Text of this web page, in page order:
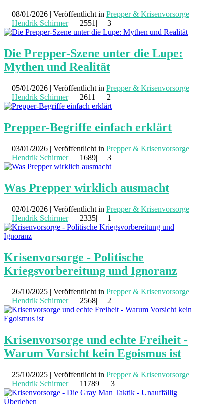
08/01/2026 | Veröffentlicht in Prepper & Krisenvorsorge|
Hendrik Schirmer| 2551| 3
Die Prepper-Szene unter die Lupe:
Mythen und Realität
05/01/2026 | Veröffentlicht in Prepper & Krisenvorsorge|
Hendrik Schirmer| 2611| 2
Prepper-Begriffe einfach erklärt
03/01/2026 | Veröffentlicht in Prepper & Krisenvorsorge|
Hendrik Schirmer| 1689| 3
Was Prepper wirklich ausmacht
02/01/2026 | Veröffentlicht in Prepper & Krisenvorsorge|
Hendrik Schirmer| 2335| 1
Krisenvorsorge - Politische
Kriegsvorbereitung und Ignoranz
26/10/2025 | Veröffentlicht in Prepper & Krisenvorsorge|
Hendrik Schirmer| 2568| 2
Krisenvorsorge und echte Freiheit -
Warum Vorsicht kein Egoismus ist
25/10/2025 | Veröffentlicht in Prepper & Krisenvorsorge|
Hendrik Schirmer| 11789| 3